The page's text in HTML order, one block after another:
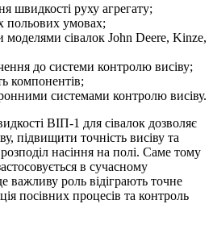
швидкості руху агрегату;
польових умовах;
моделями сівалок John Deere, Kinze,
до системи контролю висіву;
компонентів;
системами контролю висіву.
ВІП-1 для сівалок дозволяє
підвищити точність висіву та
насіння на полі. Саме тому
в сучасному
важливу роль відіграють точне
посівних процесів та контроль